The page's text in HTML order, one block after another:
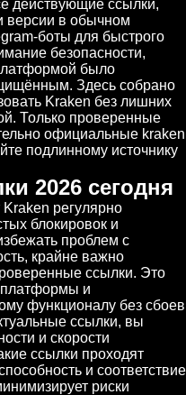
действующие ссылки,
версии в обычном
боты для быстрого
безопасности,
было
Здесь собрано
Kraken без лишних
Только проверенные
официальные kraken
подлинному источнику
2026 сегодня
регулярно
блокировок и
проблем с
крайне важно
ссылки. Это
платформы и
функционалу без сбоев
ссылки, вы
и скорости
ссылки проходят
и соответствие
риски